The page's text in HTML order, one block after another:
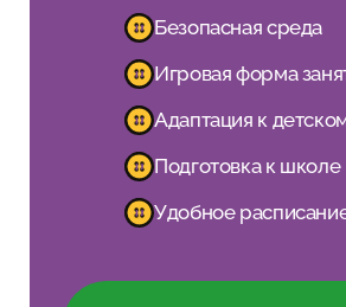
Безопасная среда
Игровая форма
Адаптация к
Подготовка к школе
Удобное